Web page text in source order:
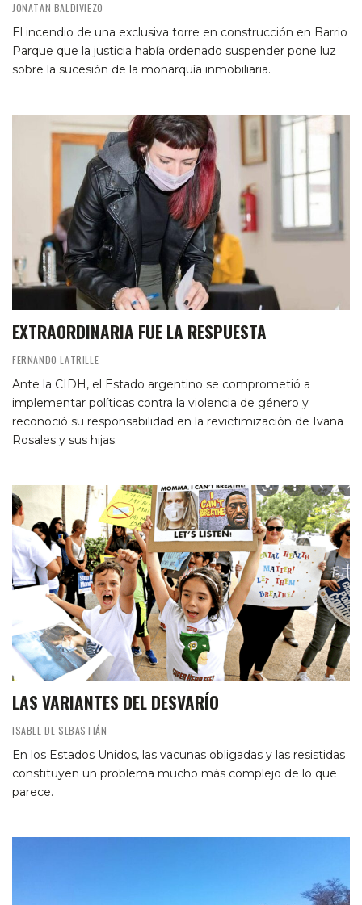
JONATAN BALDIVIEZO
El incendio de una exclusiva torre en construcción en Barrio
Parque que la justicia había ordenado suspender pone luz
sobre la sucesión de la monarquía inmobiliaria.
EXTRAORDINARIA FUE LA RESPUESTA
FERNANDO LATRILLE
Ante la CIDH, el Estado argentino se comprometió a
implementar políticas contra la violencia de género y
reconoció su responsabilidad en la revictimización de Ivana
Rosales y sus hijas.
LAS VARIANTES DEL DESVARÍO
ISABEL DE SEBASTIÁN
En los Estados Unidos, las vacunas obligadas y las resistidas
constituyen un problema mucho más complejo de lo que
parece.